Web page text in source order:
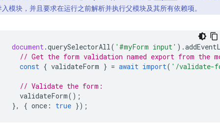
入模块，并且要求在运行之前解析并执行父模块及其所有依赖项。
document.querySelectorAll( '#myForm input' ).
// Get the form validation named export from the
const { validateForm } = await import( '/validate-
// Validate the form:
validateForm();
},
{ once : true });